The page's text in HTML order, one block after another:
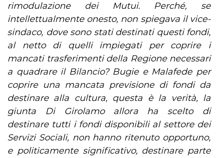
rimodulazione dei Mutui. Perché, se
intellettualmente onesto, non spiegava il vice-
sindaco, dove sono stati destinati questi fondi,
al netto di quelli impiegati per coprire i
mancati trasferimenti della Regione necessari
a quadrare il Bilancio? Bugie e Malafede per
coprire una mancata previsione di fondi da
destinare alla cultura, questa è la verità, la
giunta Di Girolamo allora ha scelto di
destinare tutti i fondi disponibili al settore dei
Servizi Sociali, non hanno ritenuto opportuno,
e politicamente significativo, destinare parte